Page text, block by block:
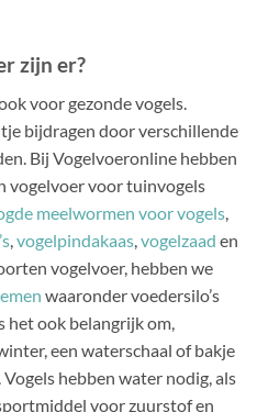
zijn er?
voor gezonde vogels.
bijdragen door verschillende
Bij Vogelvoeronline hebben
vogelvoer voor tuinvogels
meelwormen voor vogels
vogelpindakaas vogelzaad en
vogelvoer, hebben we
waaronder voedersilo’s
het ook belangrijk om,
een waterschaal of bakje
hebben water nodig, als
voor zuurstof en